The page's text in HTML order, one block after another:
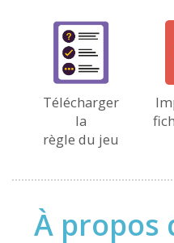
Télécharger
la
règle du jeu
À propos